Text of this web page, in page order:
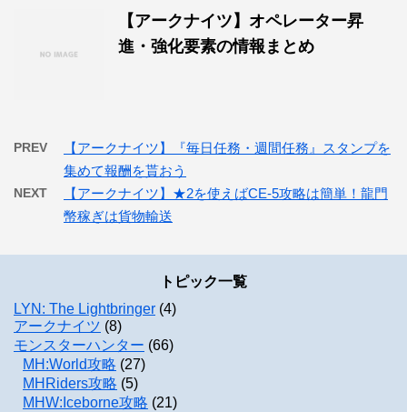
【アークナイツ】オペレーター昇
進・強化要素の情報まとめ
PREV
【アークナイツ】『毎日任務・週間任務』スタンプを
集めて報酬を貰おう
NEXT
【アークナイツ】★2を使えばCE-5攻略は簡単！龍門
幣稼ぎは貨物輸送
トピック一覧
LYN: The Lightbringer (4)
アークナイツ (8)
モンスターハンター (66)
MH:World攻略 (27)
MHRiders攻略 (5)
MHW:Iceborne攻略 (21)